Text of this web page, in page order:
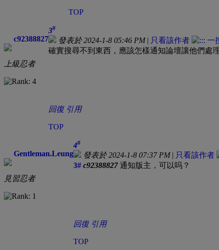
TOP
c92388827
上級忍者
3#
發表於 2024-1-8 05:46 PM| 只看該作者
確實搜尋不到東西，應該怎樣通知論壇讓他們處
回復 引用
TOP
Gentleman.Leung
見習忍者
4#
發表於 2024-1-8 07:37 PM| 只看該作者
3# c92388827 通知版主，可以吗？
回復 引用
TOP